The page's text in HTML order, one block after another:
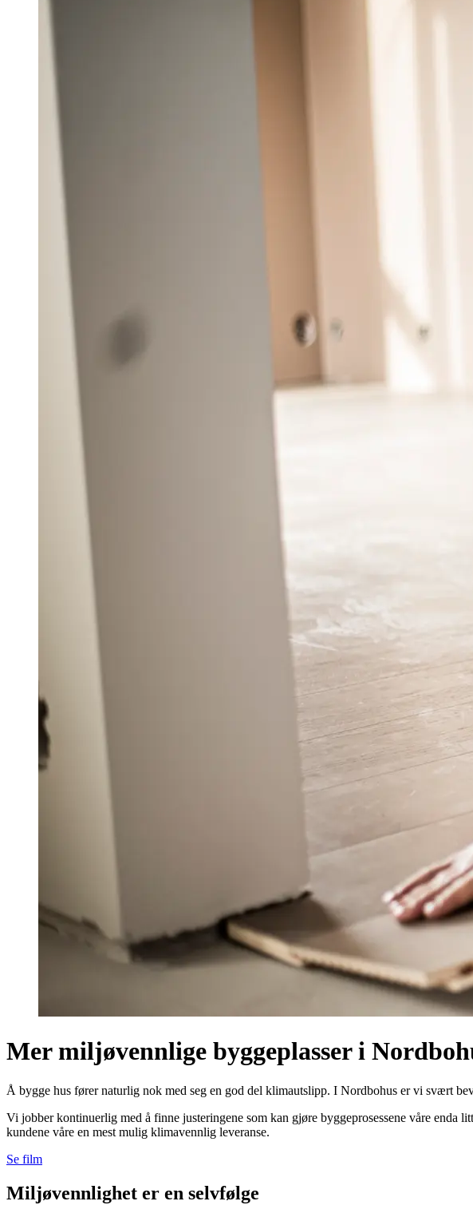
Mer miljøvennlige byggeplasser i
Å bygge hus fører naturlig nok med seg en god del klimautslipp. I Nordbohus er vi svært
Vi jobber kontinuerlig med å finne justeringene som kan gjøre byggeprosessene våre
kundene våre en mest mulig klimavennlig leveranse.
Se film
Miljøvennlighet er en selvfølge